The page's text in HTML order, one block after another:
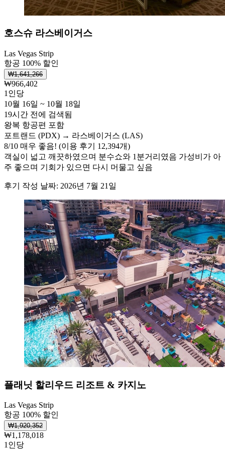
호스슈 라스베이거스
Las Vegas Strip
항공 100% 할인
₩1,641,266
₩966,402
1인당
10월 16일 ~ 10월 18일
19시간 전에 검색됨
왕복 항공편 포함
포트랜드 (PDX) → 라스베이거스 (LAS)
8/10 매우 좋음! (이용 후기 12,394개)
객실이 넓고 깨끗하였으며 분수쇼와 1분거리였음 가성비가 아
주 좋으며 기회가 있으면 다시 머물고 싶음
후기 작성 날짜: 2026년 7월 21일
플래닛 할리우드 리조트 & 카지노
Las Vegas Strip
항공 100% 할인
₩1,920,352
₩1,178,018
1인당